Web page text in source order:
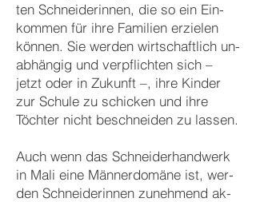
ten Schnei­der­innen, die so ein Ein­
kom­men für ihre Fa­mi­lien er­zie­len
kön­nen. Sie wer­den wirt­schaft­lich un­
ab­hän­gig und ver­pflich­ten sich –
jetzt oder in Zu­kunft –, ihre Kin­der
zur Schu­le zu schi­cken und ihre
Töch­ter nicht be­­schnei­den zu las­sen.
Auch wenn das Schnei­der­hand­werk
in Mali eine Män­ner­do­mäne ist, wer­
den Schnei­der­innen zu­neh­mend ak­